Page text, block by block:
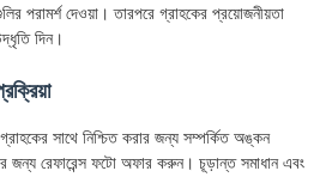
পরামর্শ দেওয়া। তারপরে গ্রাহকের প্রয়োজনীয়তা
দিন।
সাথে নিশ্চিত করার জন্য সম্পর্কিত অঙ্কন
রেফারেন্স ফটো অফার করুন। চূড়ান্ত সমাধান এবং